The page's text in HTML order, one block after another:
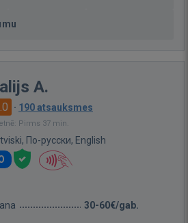
A.
· 190 atsauksmes
Pirms 37 min.
По-русски, English
30-60€/gab.